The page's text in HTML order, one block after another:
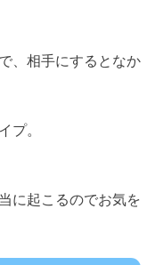
、相手にするとなか
プ。
に起こるのでお気を